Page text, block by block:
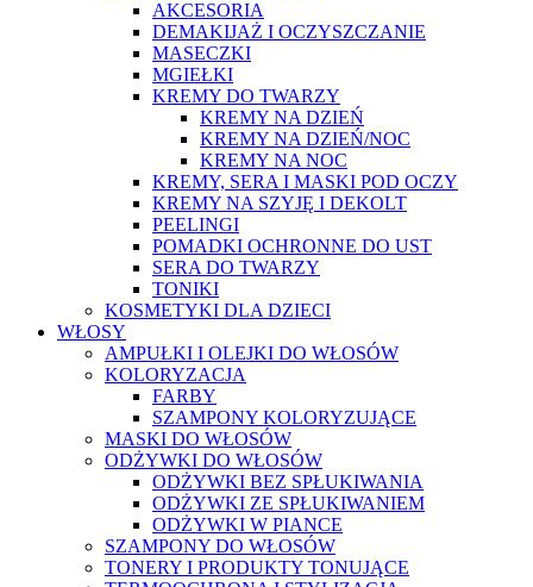
AKCESORIA
DEMAKIJAŻ I OCZYSZCZANIE
MASECZKI
MGIEŁKI
KREMY DO TWARZY
KREMY NA DZIEŃ
KREMY NA DZIEŃ/NOC
KREMY NA NOC
KREMY, SERA I MASKI POD OCZY
KREMY NA SZYJĘ I DEKOLT
PEELINGI
POMADKI OCHRONNE DO UST
SERA DO TWARZY
TONIKI
KOSMETYKI DLA DZIECI
WŁOSY
AMPUŁKI I OLEJKI DO WŁOSÓW
KOLORYZACJA
FARBY
SZAMPONY KOLORYZUJĄCE
MASKI DO WŁOSÓW
ODŻYWKI DO WŁOSÓW
ODŻYWKI BEZ SPŁUKIWANIA
ODŻYWKI ZE SPŁUKIWANIEM
ODŻYWKI W PIANCE
SZAMPONY DO WŁOSÓW
TONERY I PRODUKTY TONUJĄCE